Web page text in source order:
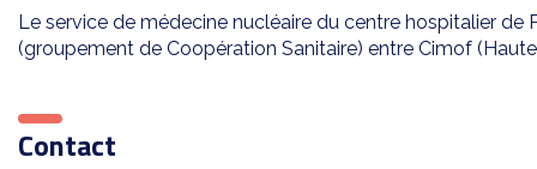
Le service de médecine nucléaire du centre hospitalier
(groupement de Coopération Sanitaire) entre Cimof
Contact